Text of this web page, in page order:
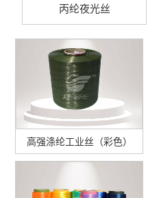
丙纶夜光丝
高强涤纶工业丝（彩色）